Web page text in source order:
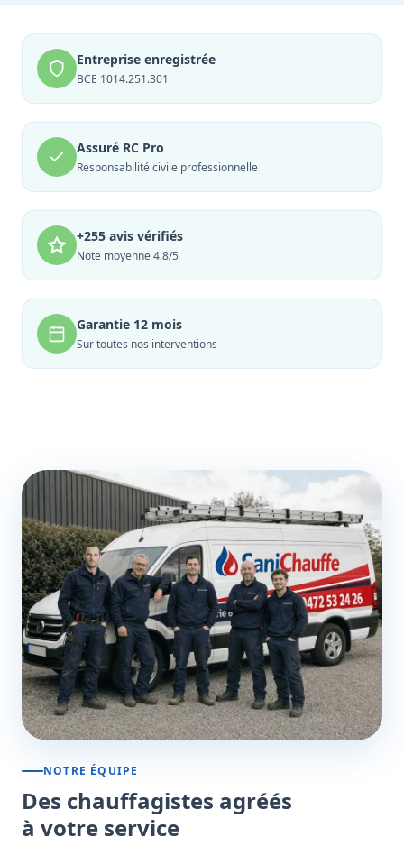
Entreprise enregistrée
BCE 1014.251.301
Assuré RC Pro
Responsabilité civile professionnelle
+255 avis vérifiés
Note moyenne 4.8/5
Garantie 12 mois
Sur toutes nos interventions
NOTRE ÉQUIPE
Des chauffagistes agréés
à votre service